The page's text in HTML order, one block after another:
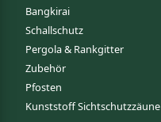
Bangkirai
Schallschutz
Pergola & Rankgitter
Zubehör
Pfosten
Kunststoff Sichtschutzzäune